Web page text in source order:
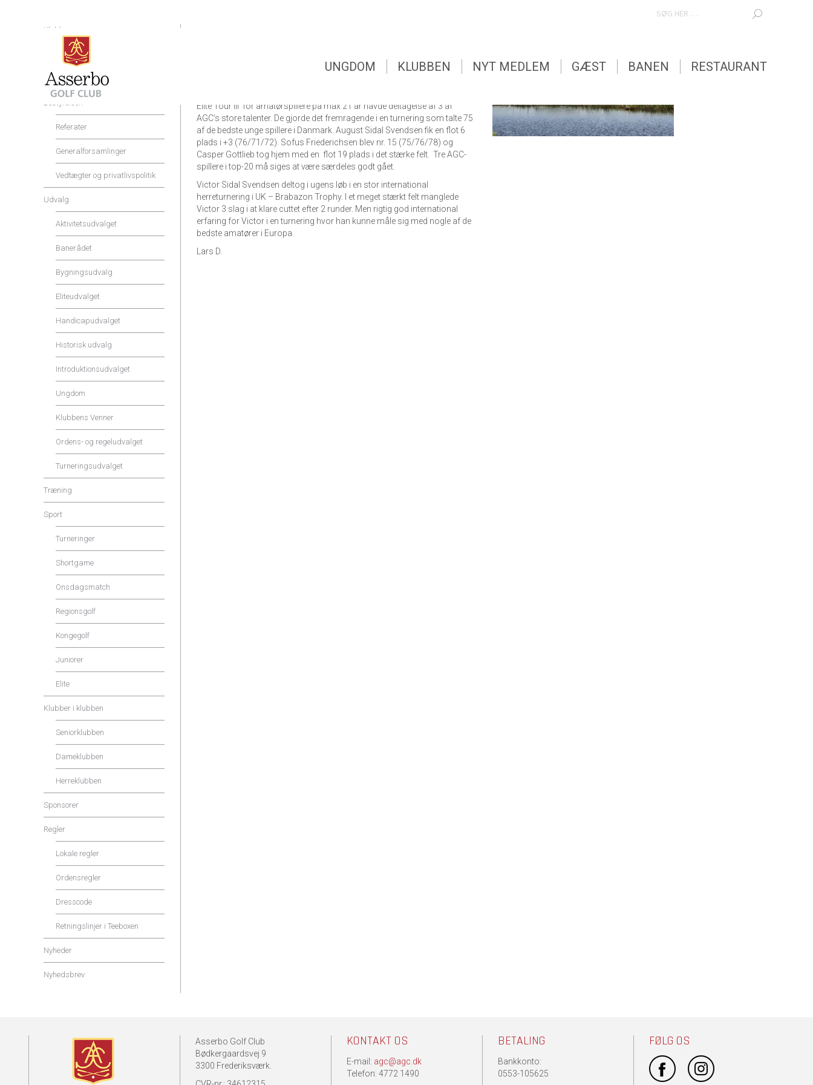
SEARCH:
UNGDOM KLUBBEN NYT MEDLEM GÆST BANEN RESTAURANT
elitespillere. På den professionelle ECCO-tour, der blev spillet i Esbjerg, blev
Jeppe Kristian en flot nr. 15. Oliver Wendt blev nr. 47 mens Andreas
Elite Tour III for amatørspillere på max 21 år havde deltagelse af 3 af
AGC’s store talenter. De gjorde det fremragende i en turnering som talte 75
af de bedste unge spillere i Danmark. August Sidal Svendsen fik en flot 6
plads i +3 (76/71/72). Sofus Friederichsen blev nr. 15 (75/76/78) og
Casper Gottlieb tog hjem med en flot 19 plads i det stærke felt. Tre AGC-
spillere i top-20 må siges at være særdeles godt gået.
Victor Sidal Svendsen deltog i ugens løb i en stor international
herreturnering i UK – Brabazon Trophy. I et meget stærkt felt manglede
Victor 3 slag i at klare cuttet efter 2 runder. Men rigtig god international
erfaring for Victor i en turnering hvor han kunne måle sig med nogle af de
bedste amatører i Europa.
Lars D.
Klubben
Shop og Service
Priser og rabatter
Bestyrelsen
Referater
Generalforsamlinger
Vedtægter og privatlivspolitik
Udvalg
Aktivitetsudvalget
Banerådet
Bygningsudvalg
Eliteudvalget
Handicapudvalget
Historisk udvalg
Introduktionsudvalget
Ungdom
Klubbens Venner
Ordens- og regeludvalget
Turneringsudvalget
Træning
Sport
Turneringer
Shortgame
Onsdagsmatch
Regionsgolf
Kongegolf
Juniorer
Elite
Klubber i klubben
Seniorklubben
Dameklubben
Herreklubben
Sponsorer
Regler
Lokale regler
Ordensregler
Dresscode
Retningslinjer i Teeboxen
Nyheder
Nyhedsbrev
Asserbo Golf Club
Bødkergaardsvej 9
3300 Frederiksværk.
KONTAKT OS
E-mail: agc@agc.dk
Telefon: 4772 1490
BETALING
Bankkonto:
0553-105625
FØLG OS